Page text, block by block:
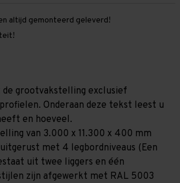
altijd gemonteerd geleverd!
grootvakstelling exclusief
Onderaan deze tekst leest u
en hoeveel.
van 3.000 x 11.300 x 400 mm
met 4 legbordniveaus (Een
uit twee liggers en één
zijn afgewerkt met RAL 5003